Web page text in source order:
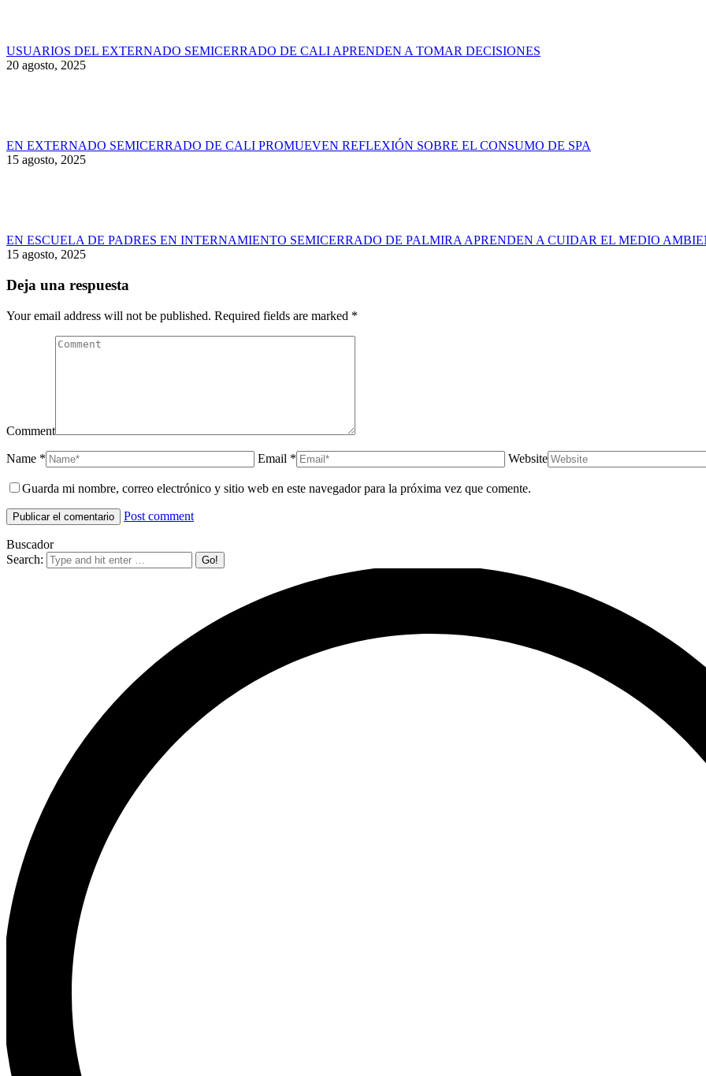
USUARIOS DEL EXTERNADO SEMICERRADO DE CALI APRENDEN A TOMAR DECISIONES
20 agosto, 2025
EN EXTERNADO SEMICERRADO DE CALI PROMUEVEN REFLEXIÓN SOBRE EL CONSUMO DE SPA
15 agosto, 2025
EN ESCUELA DE PADRES EN INTERNAMIENTO SEMICERRADO DE PALMIRA APRENDEN A CUIDAR EL MEDIO
15 agosto, 2025
Deja una respuesta
Your email address will not be published. Required fields are marked *
Comment
Name * Email * Website
Guarda mi nombre, correo electrónico y sitio web en este navegador para la próxima vez que comente.
Post comment
Buscador
Search: